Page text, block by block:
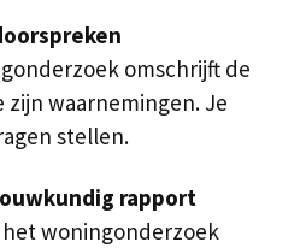
omschrijft de
zijn waarnemingen. Je
stellen.
rapport
woningonderzoek